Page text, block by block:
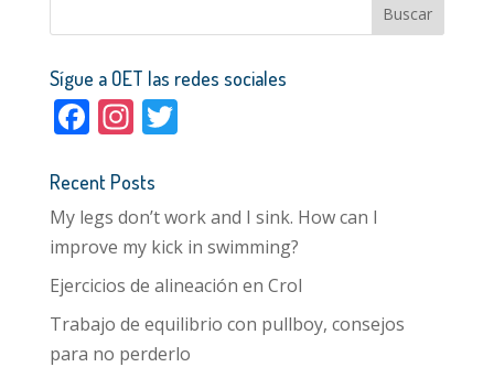
Sígue a OET las redes sociales
F
e
b
o
o
k
In
a
gr
a
m
T
er
Recent Posts
My legs don’t work and I sink. How can I
improve my kick in swimming?
Ejercicios de alineación en Crol
Trabajo de equilibrio con pullboy, consejos
para no perderlo